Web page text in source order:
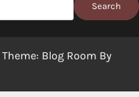
Search
Theme: Blog Room By